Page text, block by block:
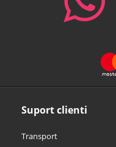
Suport clienti
Transport